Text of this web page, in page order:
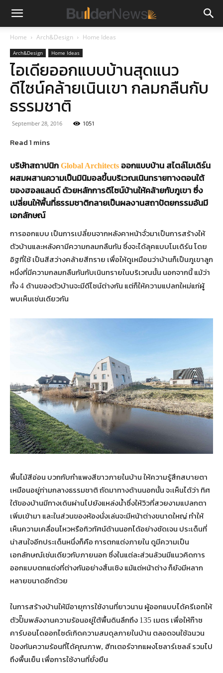
Home Arch&Design Home Ideas
Arch&Design Home Ideas
ไอเดียออกแบบบ้านสุดแนว
ดีไซน์คล้ายเนินเขา กลมกลืนกับ
ธรรมชาติ
September 28, 2016 1051
บริษัทสถาปนิก Global Architects ออกแบบบ้าน สไตล์โมเดิร์น
ผสมผสานความเป็นมินิมอลขึ้นบริเวณเนินทรายทางตอนใต้
ของฮอลแลนด์ ด้วยหลักการดีไซน์บ้านให้คล้ายกับภูเขา ซึ่ง
เปลี่ยนให้พื้นที่ธรรมชาติกลายเป็นผลงานสถาปัตยกรรมอันมี
เอกลักษณ์
การออกแบบ เป็นการเปลี่ยนจากหลังคาหน้าจั่วมาเป็นการสร้างให้
ตัวบ้านและหลังคามีความกลมกลืนกัน ซึ่งจะได้ลุคแบบโมเดิร์น โดย
อิฐที่ใช้ เป็นสีสว่างคล้ายสีทราย เพื่อให้ดูเหมือนว่าบ้านก็เป็นภูเขาลูก
หนึ่งที่มีความกลมกลืนกันกับเนินทรายในบริเวณนั้น นอกจากนี้ แม้ว่า
ทั้ง4 ด้านของตัวบ้านจะมีดีไซน์ต่างกัน แต่ก็ให้ความแปลกใหม่แก่ผู้
พบเห็นเช่นเดียวกัน
พื้นไม้สีอ่อน บวกกับกำแพงสีขาวภายในบ้าน ให้ความรู้สึกสบายตา
เหมือนอยู่ท่ามกลางธรรมชาติ ถัดมาทางด้านนอกนั้น จะเห็นได้ว่า ทิศ
ใต้ของบ้านมีทางเดินผ่านไปยังแหล่งน้ำซึ่งให้วิวที่สวยงามแปลกตา
เพิ่มเข้ามา และในส่วนของห้องนั่งเล่นจะมีหน้าต่างขนาดใหญ่ ทำให้
เห็นความเคลื่อนไหวหรือทิวทัศน์ด้านนอกได้อย่างชัดเจน ประเด็นที่
น่าสนใจอีกประเด็นหนึ่งก็คือ การตกแต่งภายใน ดูมีความเป็น
เอกลักษณ์เช่นเดียวกับภายนอก ซึ่งในแต่ละส่วนล้วนมีแนวคิดการ
ออกแบบตกแต่งที่ต่างกันอย่างสิ้นเชิง แม้แต่หน้าต่าง ก็ยังมีหลาก
หลายขนาดอีกด้วย
ในการสร้างบ้านให้มีอายุการใช้งานที่ยาวนาน ผู้ออกแบบได้ครีเอทให้
ตัวปั๊มพลังงานความร้อนอยู่ใต้พื้นดินลึกถึง 135 เมตร เพื่อให้ก๊าซ
คาร์บอนไดออกไซด์เกิดความสมดุลภายในบ้าน ตลอดจนใช้ฉนวน
ป้องกันความร้อนที่ได้คุณภาพ, ฮีทเตอร์จากแผงโซลาร์เซลล์ รวมไป
ถึงพื้นเย็น เพื่อการใช้งานที่ยั่งยืน